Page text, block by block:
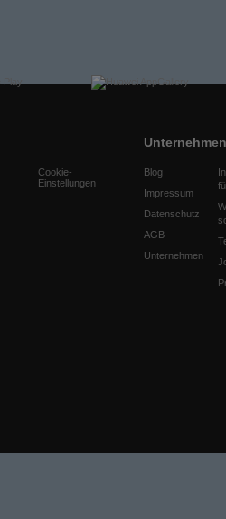
Cookie-
Einstellungen
Unternehmen
Blog
Impressum
Datenschutz
AGB
Unternehmen